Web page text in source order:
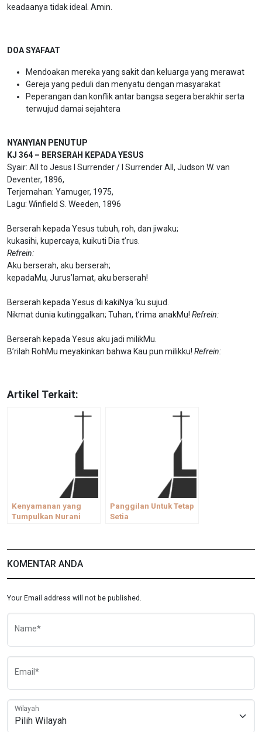
keadaanya tidak ideal. Amin.
DOA SYAFAAT
Mendoakan mereka yang sakit dan keluarga yang merawat
Gereja yang peduli dan menyatu dengan masyarakat
Peperangan dan konflik antar bangsa segera berakhir serta
terwujud damai sejahtera
NYANYIAN PENUTUP
KJ 364 – BERSERAH KEPADA YESUS
Syair: All to Jesus I Surrender / I Surrender All, Judson W. van
Deventer, 1896,
Terjemahan: Yamuger, 1975,
Lagu: Winfield S. Weeden, 1896
Berserah kepada Yesus tubuh, roh, dan jiwaku;
kukasihi, kupercaya, kuikuti Dia t’rus.
Refrein:
Aku berserah, aku berserah;
kepadaMu, Jurus’lamat, aku berserah!
Berserah kepada Yesus di kakiNya ‘ku sujud.
Nikmat dunia kutinggalkan; Tuhan, t’rima anakMu! Refrein:
Berserah kepada Yesus aku jadi milikMu.
B’rilah RohMu meyakinkan bahwa Kau pun milikku! Refrein:
Artikel Terkait:
Kenyamanan yang
Tumpulkan Nurani
Panggilan Untuk Tetap
Setia
KOMENTAR ANDA
Your Email address will not be published.
Name*
Email*
Wilayah